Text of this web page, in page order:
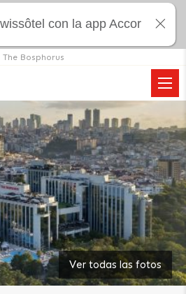
Ver todas las fotos
Bosphorus
con la app Accor